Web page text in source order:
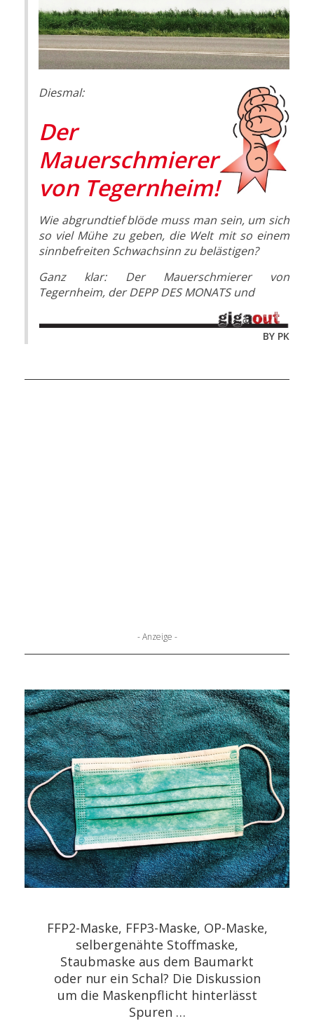
Diesmal:
Der
Mauerschmierer
von Tegernheim!
Wie abgrundtief blöde muss man sein, um sich
so viel Mühe zu geben, die Welt mit so einem
sinnbefreiten Schwachsinn zu belästigen?
Ganz klar: Der Mauerschmierer von
Tegernheim, der DEPP DES MONATS und
BY PK
- Anzeige -
FFP2-Maske, FFP3-Maske, OP-Maske,
selbergenähte Stoffmaske,
Staubmaske aus dem Baumarkt
oder nur ein Schal? Die Diskussion
um die Maskenpflicht hinterlässt
Spuren …